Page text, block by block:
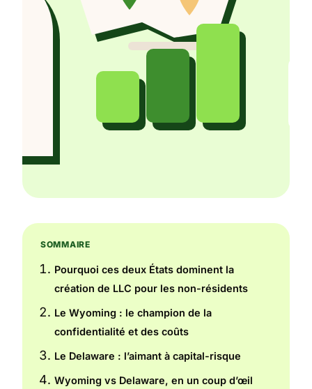
SOMMAIRE
Pourquoi ces deux États dominent la
création de LLC pour les non-résidents
Le Wyoming : le champion de la
confidentialité et des coûts
Le Delaware : l’aimant à capital-risque
Wyoming vs Delaware, en un coup d’œil